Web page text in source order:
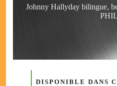
Johnny Hallyday bilingue,
DISPONIBLE DANS